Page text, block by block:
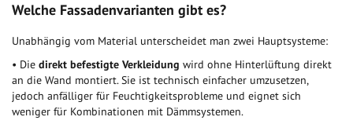
Welche Fassadenvarianten gibt es?
Unabhängig vom Material unterscheidet man zwei Hauptsysteme:
• Die direkt befestigte Verkleidung wird ohne Hinterlüftung direkt
an die Wand montiert. Sie ist technisch einfacher umzusetzen,
jedoch anfälliger für Feuchtigkeitsprobleme und eignet sich
weniger für Kombinationen mit Dämmsystemen.